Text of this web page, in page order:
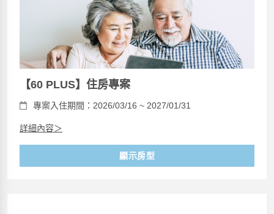
【60 PLUS】住房專案
專案入住期間：2026/03/16 ~ 2027/01/31
詳細內容＞
顯示房型